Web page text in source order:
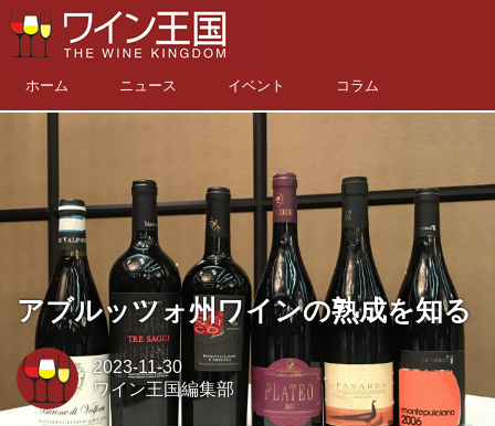
ホーム ニュース イベント コラム
アブルッツォ州ワインの熟成を知る
2023-11-30
ワイン王国編集部